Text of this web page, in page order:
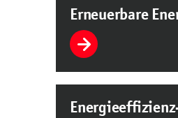
Erneuerbare